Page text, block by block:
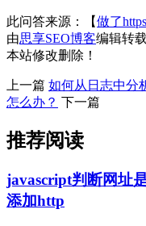
此问答来源：【做了
由思享SEO博客编辑转
本站修改删除！
上一篇 如何从日志中分
怎么办？ 下一篇
推荐阅读
javascript判断网址
添加http